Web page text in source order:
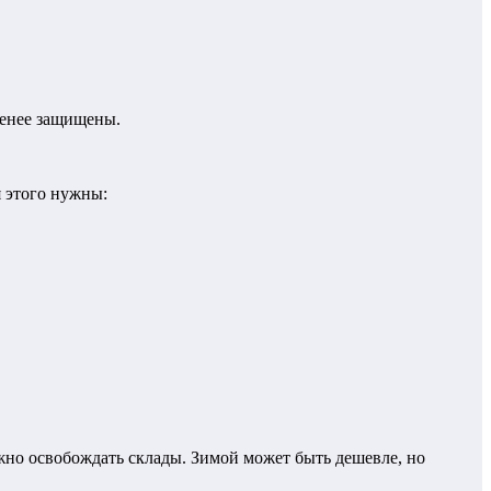
защищены.
этого нужны:
освобождать склады. Зимой может быть дешевле, но